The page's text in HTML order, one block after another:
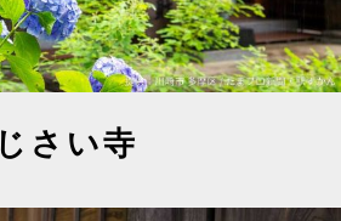
さい寺